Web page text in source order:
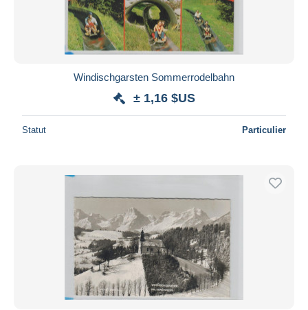
Windischgarsten Sommerrodelbahn
± 1,16 $US
Statut Particulier